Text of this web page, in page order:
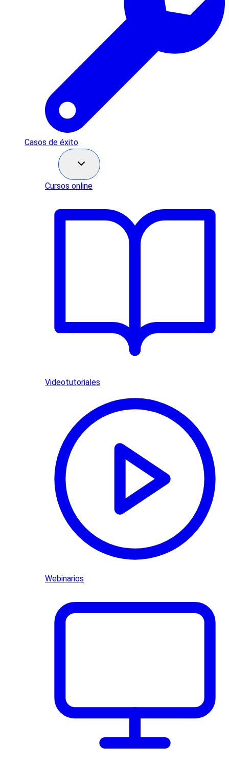
Casos de éxito
Cursos online
Videotutoriales
Webinarios